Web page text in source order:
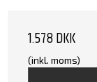
1.578 DKK
(inkl. moms)